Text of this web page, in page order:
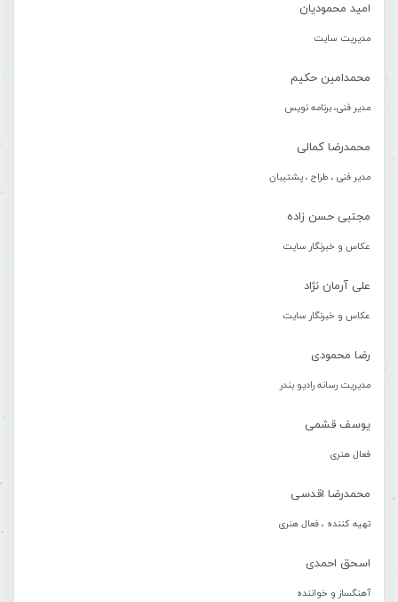
امید محمودیان
مدیریت سایت
محمدامین حکیم
مدیر فنی، برنامه نویس
محمدرضا کمالی
مدیر فنی ، طراح ، پشتیبان
مجتبی حسن زاده
عکاس و خبرنگار سایت
علی آرمان نژاد
عکاس و خبرنگار سایت
رضا محمودی
مدیریت رسانه رادیو بندر
یوسف قشمی
فعال هنری
محمدرضا اقدسی
تهیه کننده ، فعال هنری
اسحق احمدی
آهنگساز و خواننده